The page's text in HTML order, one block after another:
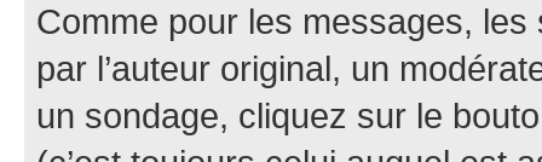
Comme pour les messages,
par l’auteur original, un
un sondage, cliquez sur le